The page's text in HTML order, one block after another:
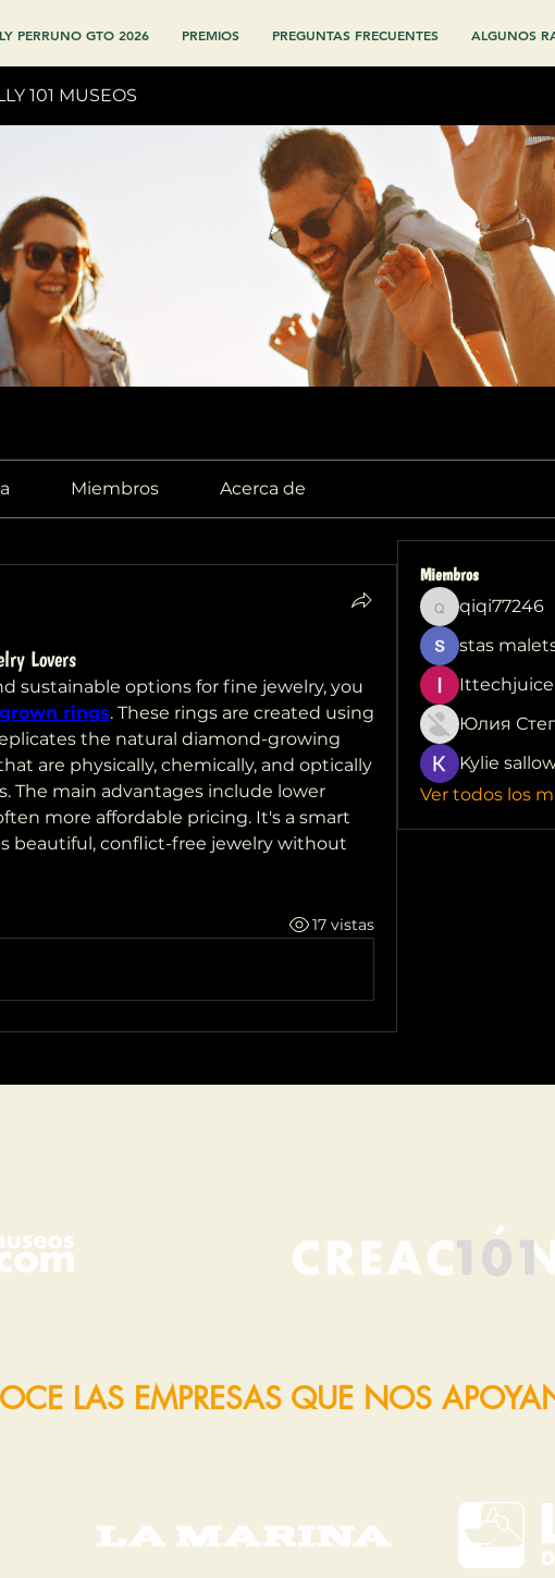
PERRUNO GTO 2026 PREMIOS PREGUNTAS FRECUENTES ALGUNOS
101 MUSEOS
Miembros Acerca de
Lovers
sustainable options for fine jewelry, you
rings. These rings are created using
the natural diamond-growing
are physically, chemically, and optically
The main advantages include lower
more affordable pricing. It's a smart
beautiful, conflict-free jewelry without
17 vistas
Miembros
qiqi77246
qiqi77246
stas
Ittechjuice
Юлия
Kylie
Ver todos los
LAS EMPRESAS QUE NOS